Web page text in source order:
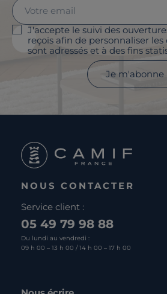
J'accepte le suivi des
reçois afin de personnaliser
sont adressés et à des fins
Je m'abonne
NOUS CONTACTER
Service client :
05 49 79 98 88
Du lundi au vendredi :
09 h 00 – 13 h 00 / 14 h 00 – 17 h 00